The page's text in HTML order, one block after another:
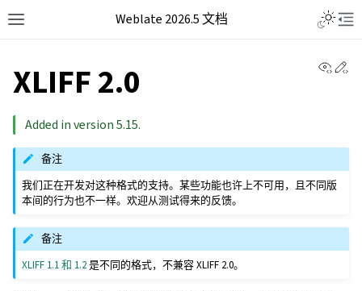
Weblate 2026.5 文档
XLIFF 2.0
Added in version 5.15.
备注
我们正在开发对这种格式的支持。某些功能也许上不可用，且不同版
本间的行为也不一样。欢迎从测试得来的反馈。
备注
XLIFF 1.1 和 1.2是不同的格式，不兼容 XLIFF 2.0。